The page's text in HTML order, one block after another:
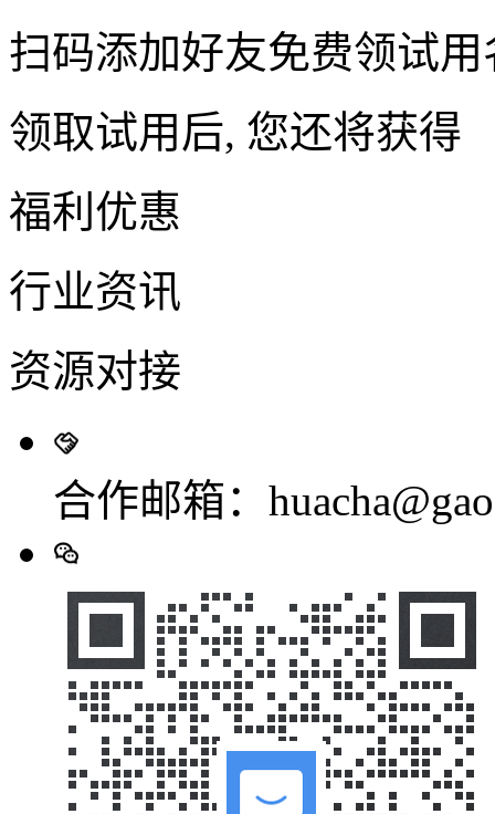
扫码添加好友免费领试用
领取试用后, 您还将获得
福利优惠
行业资讯
资源对接
合作邮箱：